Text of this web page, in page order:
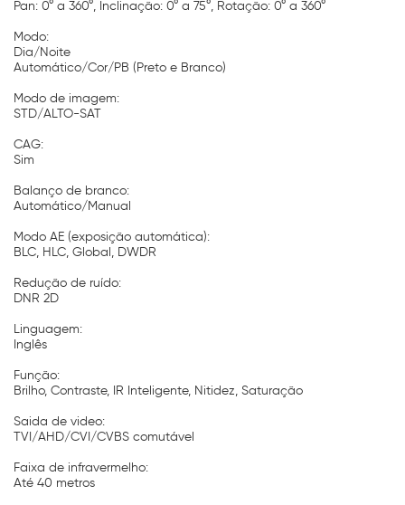
Pan: 0° a 360°, Inclinação: 0° a 75°, Rotação: 0° a 360°
Modo:
Dia/Noite
Automático/Cor/PB (Preto e Branco)
Modo de imagem:
STD/ALTO-SAT
CAG:
Sim
Balanço de branco:
Automático/Manual
Modo AE (exposição automática):
BLC, HLC, Global, DWDR
Redução de ruído:
DNR 2D
Linguagem:
Inglês
Função:
Brilho, Contraste, IR Inteligente, Nitidez, Saturação
Saida de video:
TVI/AHD/CVI/CVBS comutável
Faixa de infravermelho:
Até 40 metros